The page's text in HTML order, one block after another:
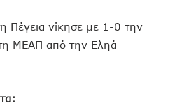
Πέγεια νίκησε με 1-0 την
τη ΜΕΑΠ από την Εληά